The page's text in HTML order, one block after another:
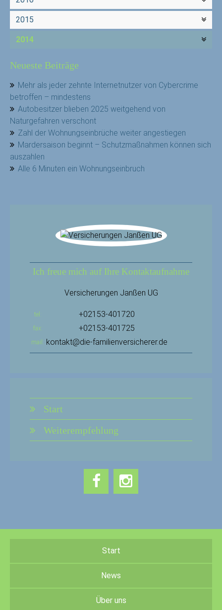
2015
2014
Neueste Beiträge
Mehr als jeder zehnte Internetnutzer von Cybercrime
betroffen – mindestens
Autobesitzer blieben 2025 weitgehend von
Naturgefahren verschont
Zahl der Wohnungseinbrüche weiter angestiegen
Mardersaison beginnt – Schutzmaßnahmen können sich
auszahlen
Alle 6 Minuten ein Wohnungseinbruch
Ich freue mich auf Ihre Kontaktaufnahme
Versicherungen Janßen UG
tel +02153-401720
fax +02153-401725
mail kontakt@die-familienversicherer.de
Start
Weiterempfehlung
Start
News
Über uns